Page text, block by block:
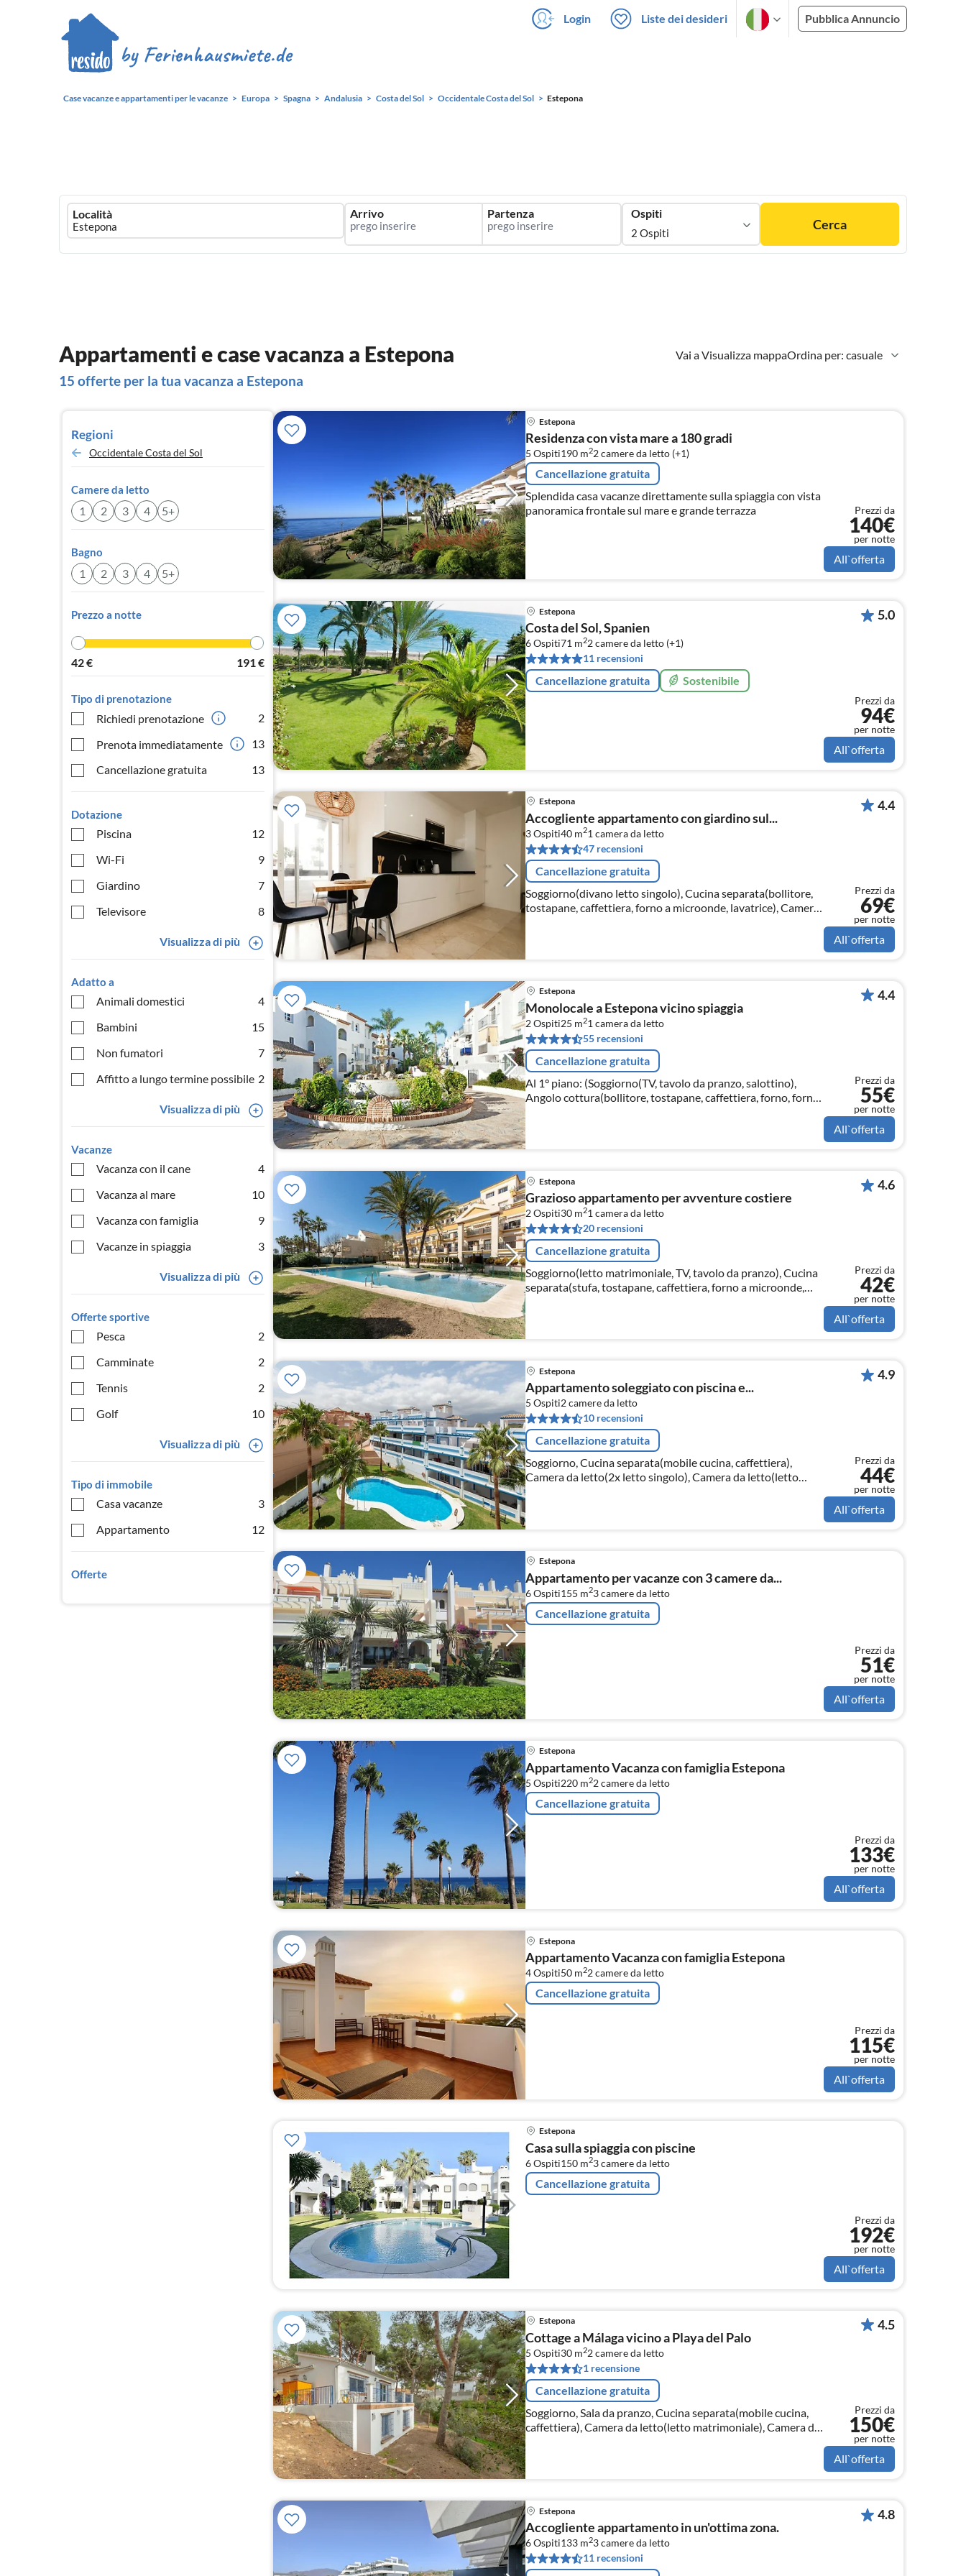
Login Liste dei desideri Pubblica Annuncio
Case vacanze e appartamenti per le vacanze Europa Spagna Andalusia Costa del Sol Occidentale Costa del Sol Estepona
Ferienhausmiete
logo
Località Arrivo Partenza Ospiti
2 Ospiti
Cerca
Vai a Visualizza mappaOrdina per: casuale
Appartamenti e case vacanza a Estepona
15 offerte per la tua vacanza a Estepona
Regioni
Occidentale Costa del Sol
Camere da letto
1 2 3 4 5+
Bagno
1 2 3 4 5+
Prezzo a notte
42€ 191€
Tipo di prenotazione
Richiedi prenotazione
2
Prenota immediatamente
13
Cancellazione gratuita
13
Dotazione
Piscina
12
Wi-Fi
9
Giardino
7
Televisore
8
Visualizza di più
Adatto a
Animali domestici
4
Bambini
15
Non fumatori
7
Affitto a lungo termine possibile 2
Visualizza di più
Vacanze
Vacanza con il cane
4
Vacanza al mare
10
Vacanza con famiglia
9
Vacanze in spiaggia
3
Visualizza di più
Offerte sportive
Pesca
2
Camminate
2
Tennis
2
Golf
10
Visualizza di più
Tipo di immobile
Casa vacanze
3
Appartamento
12
Offerte
Estepona
Residenza con vista mare a 180 gradi
5 Ospiti190 m22camere da letto (+1)
Cancellazione gratuita
Splendida casa vacanze direttamente sulla spiaggia con vista
panoramica frontale sul mare e grande terrazza
Prezzi da
140€
per notte
All`offerta
Estepona
Costa del Sol, Spanien
6 Ospiti71 m22camere da letto (+1)
11 recensioni
Cancellazione gratuita Sostenibile
5.0
Prezzi da
94€
per notte
All`offerta
Estepona
Accogliente appartamento con giardino sul...
3 Ospiti40 m21 camera da letto
47 recensioni
Cancellazione gratuita
Soggiorno(divano letto singolo), Cucina separata(bollitore,
tostapane, caffettiera, forno a microonde, lavatrice), Camera
4.4
Prezzi da
69€
per notte
All`offerta
Estepona
Monolocale a Estepona vicino spiaggia
2 Ospiti25 m21 camera da letto
55 recensioni
Cancellazione gratuita
Al 1° piano: (Soggiorno(TV, tavolo da pranzo, salottino),
Angolo cottura(bollitore, tostapane, caffettiera, forno, forno
a microonde, frigorifero, congelatore, Spremiagrumi, )
4.4
Prezzi da
55€
per notte
All`offerta
Estepona
Grazioso appartamento per avventure costiere
2 Ospiti30 m21 camera da letto
20 recensioni
Cancellazione gratuita
Soggiorno(letto matrimoniale, TV, tavolo da pranzo), Cucina
separata(stufa, tostapane, caffettiera, forno a microonde,
frigo con congelatore), Bagno(doccia, WC)
4.6
Prezzi da
42€
per notte
All`offerta
Estepona
Appartamento soleggiato con piscina e...
5 Ospiti2camere da letto
10 recensioni
Cancellazione gratuita
Soggiorno, Cucina separata(mobile cucina, caffettiera),
Camera da letto(2x letto singolo), Camera da letto(letto
matrimoniale)
4.9
Prezzi da
44€
per notte
All`offerta
Estepona
Appartamento per vacanze con 3 camere da...
6 Ospiti155 m23camere da letto
Cancellazione gratuita
Prezzi da
51€
per notte
All`offerta
Estepona
Appartamento Vacanza con famiglia Estepona
5 Ospiti220 m22camere da letto
Cancellazione gratuita
Prezzi da
133€
per notte
All`offerta
Estepona
Appartamento Vacanza con famiglia Estepona
4 Ospiti50 m22camere da letto
Cancellazione gratuita
Prezzi da
115€
per notte
All`offerta
Estepona
Casa sulla spiaggia con piscine
6 Ospiti150 m23camere da letto
Cancellazione gratuita
Prezzi da
192€
per notte
All`offerta
Estepona
Cottage a Málaga vicino a Playa del Palo
5 Ospiti30 m22camere da letto
1 recensione
Cancellazione gratuita
Soggiorno, Sala da pranzo, Cucina separata(mobile cucina,
caffettiera), Camera da letto(letto matrimoniale), Camera da
letto(letto matrimoniale, letto a castello)
4.5
Prezzi da
150€
per notte
All`offerta
Estepona
Accogliente appartamento in un'ottima zona.
6 Ospiti133 m23camere da letto
11 recensioni
4.8